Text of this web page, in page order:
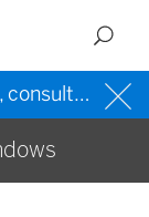
Para ver la información más reciente, consulte la